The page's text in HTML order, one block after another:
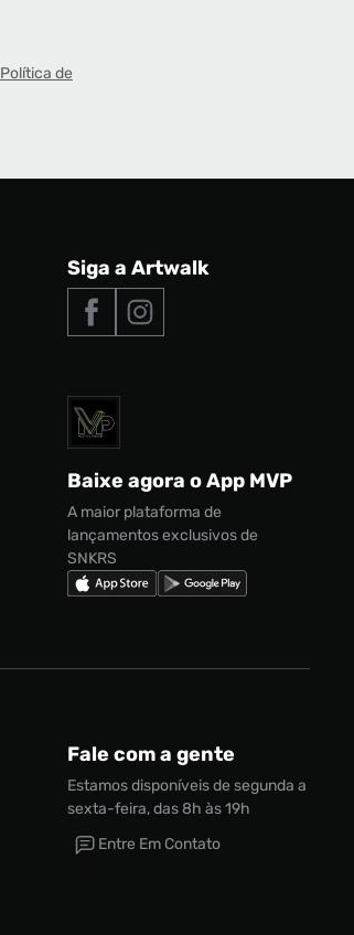
Política de
Siga a Artwalk
Baixe agora o App MVP
A maior plataforma de
lançamentos exclusivos de
SNKRS
Fale com a gente
Estamos disponíveis de segunda a
sexta-feira, das 8h às 19h
Entre Em Contato